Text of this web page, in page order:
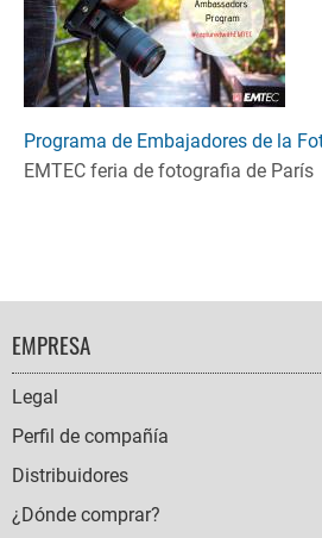
Programa de Embajadores de la
EMTEC feria de fotografia de París
FOOTER
NAVIGATION
EMPRESA
Legal
Perfil de compañía
Distribuidores
¿Dónde comprar?